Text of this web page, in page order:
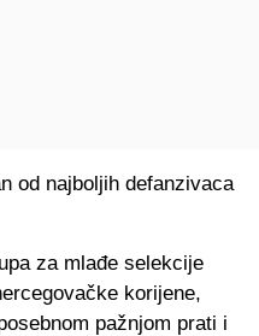
od najboljih defanzivaca
za mlađe selekcije
korijene,
pažnjom prati i